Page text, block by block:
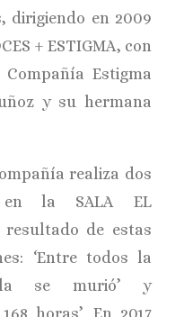
dirigiendo en 2009
+ ESTIGMA, con
Estigma
y su hermana
realiza dos
en la SALA EL
resultado de estas
‘Entre todos la
se murió’ y
horas’. En 2017